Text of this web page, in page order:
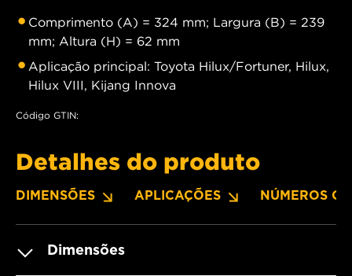
Comprimento (A) = 324 mm; Largura (B) = 239
mm; Altura (H) = 62 mm
Aplicação principal: Toyota Hilux/Fortuner, Hilux,
Hilux VIII, Kijang Innova
Código GTIN:
Detalhes do produto
DIMENSÕES APLICAÇÕES NÚMEROS OE
Dimensões